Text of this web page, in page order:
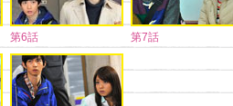
第6話 第7話